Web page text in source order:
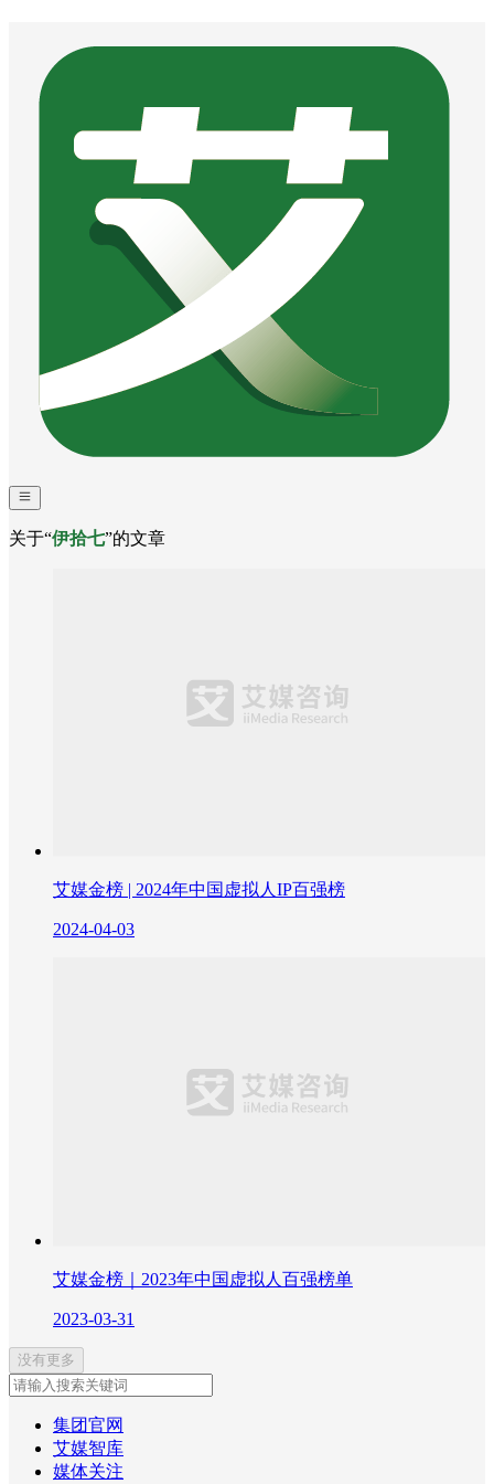
关于“伊拾七”的文章
艾媒金榜 | 2024年中国虚拟人IP百强榜
2024-04-03
艾媒金榜｜2023年中国虚拟人百强榜单
2023-03-31
没有更多
集团官网
艾媒智库
媒体关注